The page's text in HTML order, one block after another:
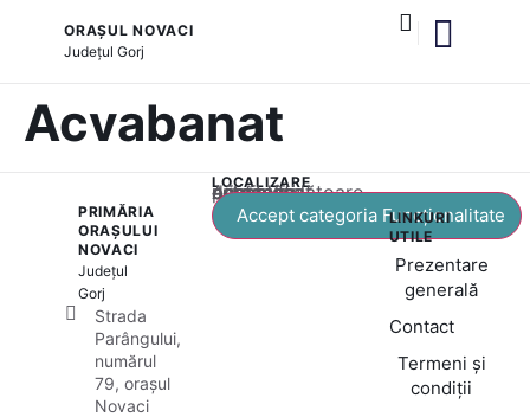
ORAȘUL NOVACI
JudețulGorj
Acvabanat
PRIMĂRIA
ORAȘULUI
NOVACI
Județul
Gorj
Strada
Parângului,
numărul
79, orașul
Novaci
LOCALIZARE
Acest conținut este blocat până când acceptați categoria corespunzătoare de cookie-uri.
Accept categoria Funcționalitate
LINKURI
UTILE
Prezentare
generală
Contact
Termeni și
condiții